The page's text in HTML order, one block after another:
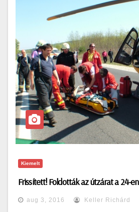
Kiemelt
Frissített! Foldották az útzárat a 24-en
aug 3, 2016 Keller Richárd